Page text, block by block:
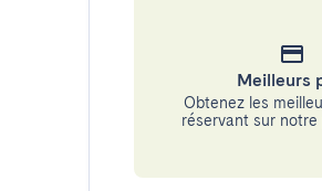
Meilleurs
Obtenez les
réservant sur notre